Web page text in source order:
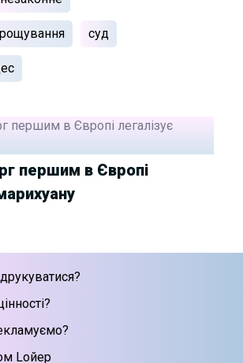
суд
першим в Європі
Lойер